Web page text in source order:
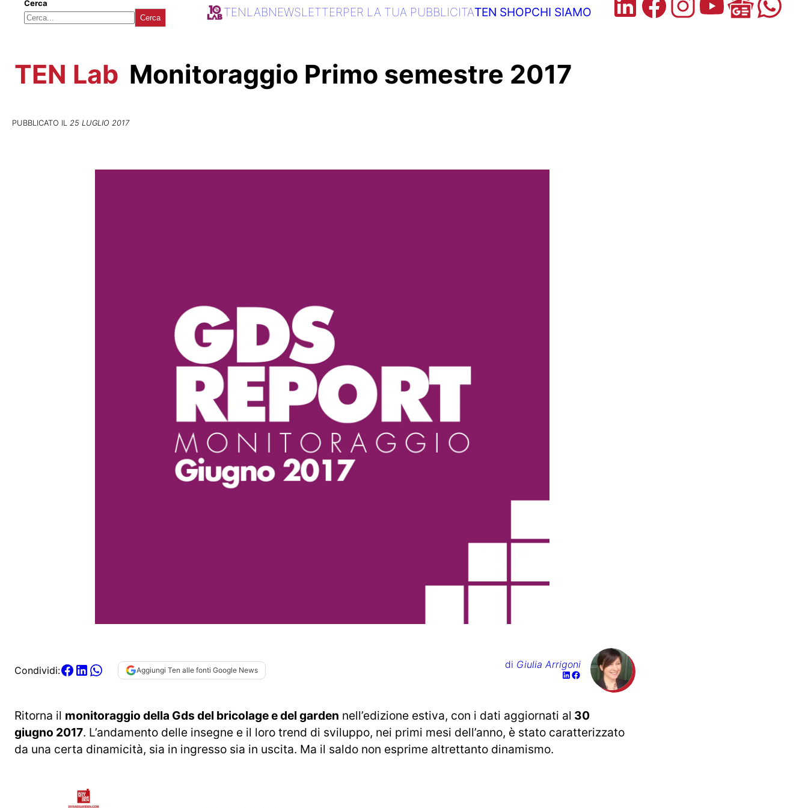
Cerca
Cerca TENLABNEWSLETTERPER LA TUA PUBBLICITATEN SHOPCHI SIAMO
TEN Lab Monitoraggio Primo semestre 2017
PUBBLICATO IL 25 LUGLIO 2017
Condividi: Aggiungi Ten alle fonti Google News di Giulia Arrigoni
Ritorna il monitoraggio della Gds del bricolage e del garden nell’edizione estiva, con i dati aggiornati al 30
giugno 2017. L’andamento delle insegne e il loro trend di sviluppo, nei primi mesi dell’anno, è stato caratterizzato
da una certa dinamicità, sia in ingresso sia in uscita. Ma il saldo non esprime altrettanto dinamismo.